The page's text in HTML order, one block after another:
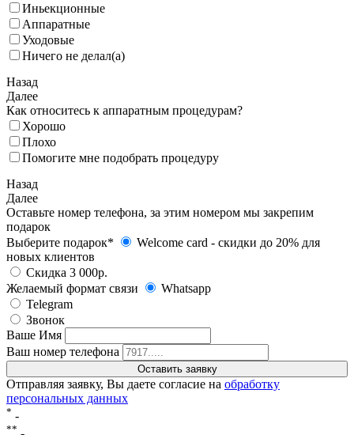
Иньекционные
Аппаратные
Уходовые
Ничего не делал(а)
Назад
Далее
Как относитесь к аппаратным процедурам?
Хорошо
Плохо
Помогите мне подобрать процедуру
Назад
Далее
Оставьте номер телефона, за этим номером мы закрепим
подарок
Выберите подарок*
Welcome card - cкидки до 20% для
новых клиентов
Скидка 3 000р.
Желаемый формат связи
Whatsapp
Telegram
Звонок
Ваше Имя
Ваш номер телефона
Отправляя заявку, Вы даете согласие на обработку
персональных данных
* -
**